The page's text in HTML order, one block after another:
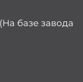
базе завода